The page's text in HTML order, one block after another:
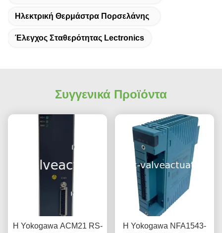
Ηλεκτρική Θερμάστρα Πορσελάνης
Έλεγχος Σταθερότητας Lectronics
Συγγενικά Προϊόντα
Η Yokogawa ACM21 RS-
Η Yokogawa NFA1543-